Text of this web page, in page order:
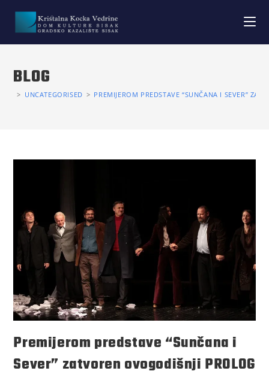
BLOG
> UNCATEGORISED > PREMIJEROM PREDSTAVE “SUNČANA I SEVER”
Premijerom predstave “Sunčana i
Sever” zatvoren ovogodišnji PROLOG